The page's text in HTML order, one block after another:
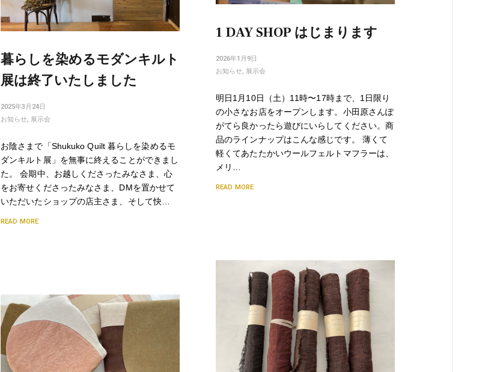
1 DAY SHOP はじまります
2026年1月9日
お知らせ, 展示会
明日1月10日（土）11時〜17時まで、1日限り
の小さなお店をオープンします。小田原さんぽ
がてら良かったら遊びにいらしてください。商
品のラインナップはこんな感じです。 薄くて
軽くてあたたかいウールフェルトマフラーは、
メリ…
READ MORE
暮らしを染めるモダンキルト
展は終了いたしました
2025年3月24日
お知らせ, 展示会
お陰さまで「Shukuko Quilt 暮らしを染めるモ
ダンキルト展」を無事に終えることができまし
た。 会期中、お越しくださったみなさま、心
をお寄せくださったみなさま、DMを置かせて
いただいたショップの店主さま、そして快…
READ MORE